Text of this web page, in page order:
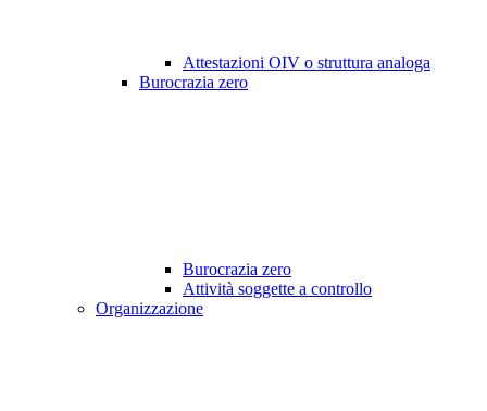
Attestazioni OIV o struttura analoga
Burocrazia zero
Burocrazia zero
Attività soggette a controllo
Organizzazione